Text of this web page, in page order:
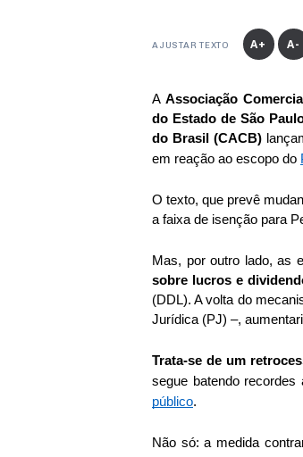
AJUSTAR TEXTO A+ A-
A Associação
do Estado de São
do Brasil (CACB)
em reação ao escopo do
O texto, que prevê
a faixa de isenção para
Mas, por outro lado, as
sobre lucros e
(DDL). A volta do
Jurídica (PJ) –,
Trata-se de um
segue batendo
público.
Não só: a medida